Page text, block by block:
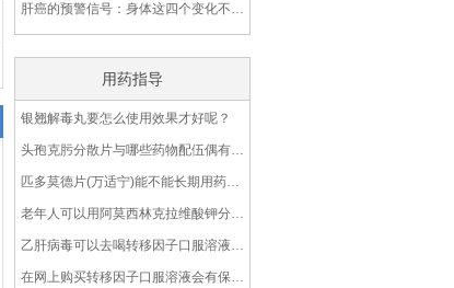
肝癌的预警信号：身体这四个变化不容忽视
用药指导
银翘解毒丸要怎么使用效果才好呢？
头孢克肟分散片与哪些药物配伍偶有禁忌呢？
匹多莫德片(万适宁)能不能长期用药呢?
老年人可以用阿莫西林克拉维酸钾分散片(2∶1)吗？
乙肝病毒可以去喝转移因子口服溶液吗？
在网上购买转移因子口服溶液会有保障吗？